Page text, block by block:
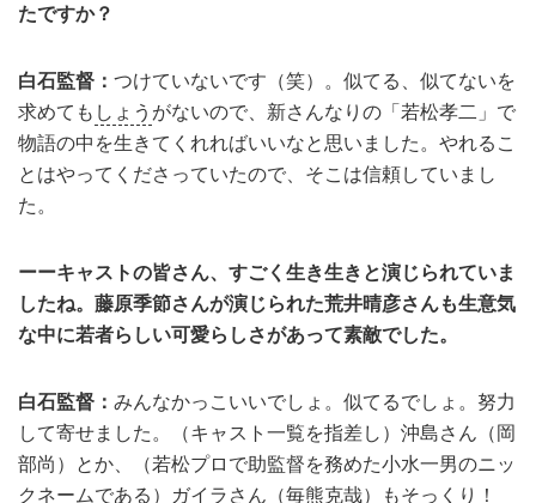
たですか？
白石監督： つけていないです（笑）。似てる、似てないを
求めても しょう がないので、新さんなりの「若松孝二」で
物語の中を生きてくれればいいなと思いました。やれるこ
とはやってくださっていたので、そこは信頼していまし
た。
ーーキャストの皆さん、すごく生き生きと演じられていま
したね。藤原季節さんが演じられた荒井晴彦さんも生意気
な中に若者らしい可愛らしさがあって素敵でした。
白石監督： みんなかっこいいでしょ。似てるでしょ。努力
して寄せました。（キャスト一覧を指差し）沖島さん（岡
部尚）とか、（若松プロで助監督を務めた小水一男のニッ
クネームである）ガイラさん（毎熊克哉）もそっくり！